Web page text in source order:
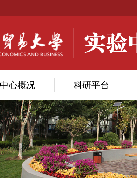
中心概况 科研平台